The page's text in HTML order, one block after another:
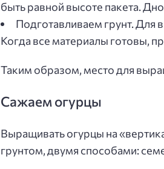
быть равной высоте пакета.
Подготавливаем грунт. Для
Когда все материалы готовы,
Таким образом, место для
Сажаем огурцы
Выращивать огурцы на
грунтом, двумя способами: